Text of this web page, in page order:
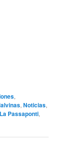
,
,Noticias,
La Passaponti,